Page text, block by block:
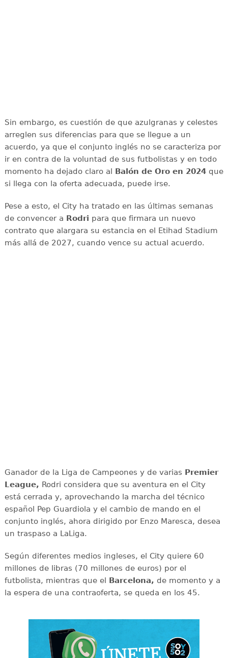
Sin embargo, es cuestión de que azulgranas y celestes
arreglen sus diferencias para que se llegue a un
acuerdo, ya que el conjunto inglés no se caracteriza por
ir en contra de la voluntad de sus futbolistas y en todo
momento ha dejado claro al Balón de Oro en 2024que
si llega con la oferta adecuada, puede irse.
Pese a esto, el City ha tratado en las últimas semanas
de convencer a Rodri para que firmara un nuevo
contrato que alargara su estancia en el Etihad Stadium
más allá de 2027, cuando vence su actual acuerdo.
Ganador de la Liga de Campeones y de varias Premier
League, Rodri considera que su aventura en el City
está cerrada y, aprovechando la marcha del técnico
español Pep Guardiola y el cambio de mando en el
conjunto inglés, ahora dirigido por Enzo Maresca, desea
un traspaso a LaLiga.
Según diferentes medios ingleses, el City quiere 60
millones de libras (70 millones de euros) por el
futbolista, mientras que el Barcelona, de momento y a
la espera de una contraoferta, se queda en los 45.